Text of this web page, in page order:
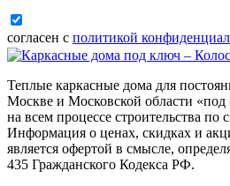
согласен с политикой
Теплые каркасные дома для
Москве и Московской области «под
на всем процессе строительства по
Информация о ценах, скидках и
является офертой в смысле,
435 Гражданского Кодекса РФ.